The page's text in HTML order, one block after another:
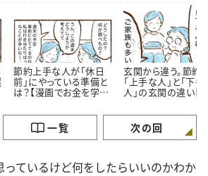
節約上手な人が「休日
前」にやっている準備と
は？【漫画でお金を学
玄関から違う。節約
「上手な人」と「下
人」の玄関の違い【
一覧 次の回
ているけど何をしたらいいのかわか